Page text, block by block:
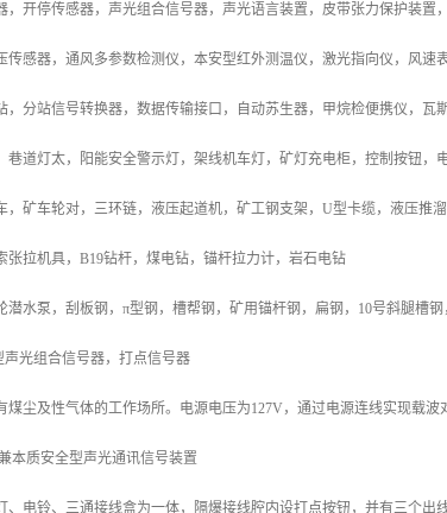
，开停传感器，声光组合信号器，声光语言装置，皮带张力保护装
传感器，通风多参数检测仪，本安型红外测温仪，激光指向仪，风
，分站信号转换器，数据传输接口，自动苏生器，甲烷检便携仪，
巷道灯太，阳能安全警示灯，架线机车灯，矿灯充电柜，控制按钮
，矿车轮对，三环链，液压起道机，矿工钢支架，U型卡缆，液压推
张拉机具，B19钻杆，煤电钻，锚杆拉力计，岩石电钻
潜水泵，刮板钢，π型钢，槽帮钢，矿用锚杆钢，扁钢，10号斜腿槽
光组合信号器，打点信号器
煤尘及性气体的工作场所。电源电压为127V，通过电源连线实现载
本质安全型声光通讯信号装置
、电铃、三通接线盒为一体，隔爆接线腔内设打点按钮，并有三个